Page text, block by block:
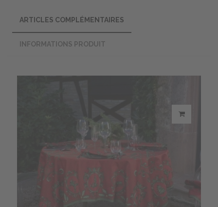
ARTICLES COMPLÉMENTAIRES
INFORMATIONS PRODUIT